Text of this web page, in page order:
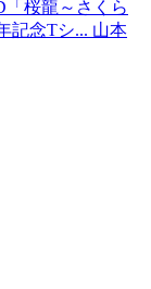
「桜龍～さくら
記念Tシ... 山本